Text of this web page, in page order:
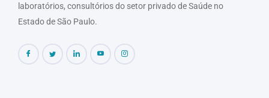
laboratórios, consultórios do setor privado de Saúde no
Estado de São Paulo.